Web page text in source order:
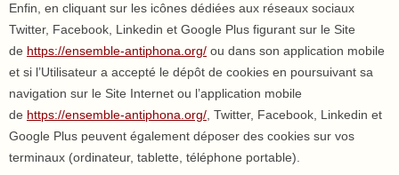
Enfin, en cliquant sur les icônes dédiées aux réseaux sociaux
Twitter, Facebook, Linkedin et Google Plus figurant sur le Site
de https://ensemble-antiphona.org/ ou dans son application mobile
et si l’Utilisateur a accepté le dépôt de cookies en poursuivant sa
navigation sur le Site Internet ou l’application mobile
de https://ensemble-antiphona.org/, Twitter, Facebook, Linkedin et
Google Plus peuvent également déposer des cookies sur vos
terminaux (ordinateur, tablette, téléphone portable).